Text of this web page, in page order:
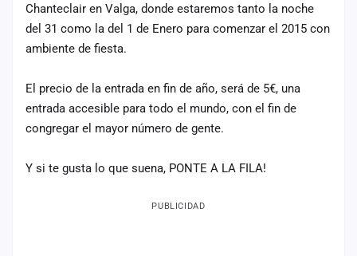
Chanteclair en Valga, donde estaremos tanto la noche
del 31 como la del 1 de Enero para comenzar el 2015 con
ambiente de fiesta.
El precio de la entrada en fin de año, será de 5€, una
entrada accesible para todo el mundo, con el fin de
congregar el mayor número de gente.
Y si te gusta lo que suena, PONTE A LA FILA!
PUBLICIDAD